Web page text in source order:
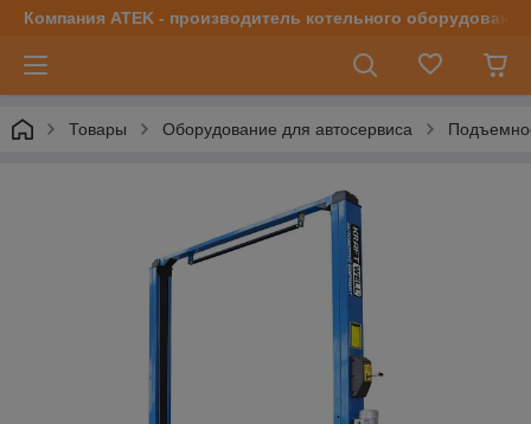
Компания ATEK - производитель котельного оборудования
Товары Оборудование для автосервиса